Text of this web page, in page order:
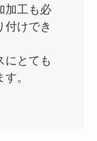
加工も必
付けでき
にとても
。